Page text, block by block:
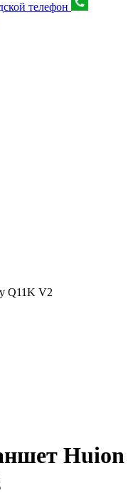
телефон
Q11K V2
Huion